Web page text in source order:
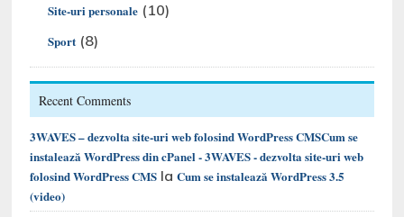
Site-uri personale (10)
Sport (8)
Recent Comments
3WAVES – dezvolta site-uri web folosind WordPress CMSCum se
instalează WordPress din cPanel - 3WAVES - dezvolta site-uri web
folosind WordPress CMS laCum se instalează WordPress 3.5
(video)